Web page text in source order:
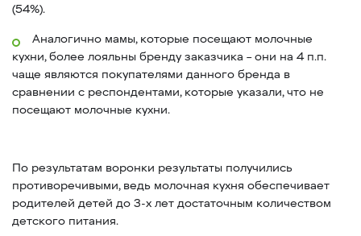
(54%).
Аналогично мамы, которые посещают молочные
кухни, более лояльны бренду заказчика – они на 4 п.п.
чаще являются покупателями данного бренда в
сравнении с респондентами, которые указали, что не
посещают молочные кухни.
По результатам воронки результаты получились
противоречивыми, ведь молочная кухня обеспечивает
родителей детей до 3-х лет достаточным количеством
детского питания.